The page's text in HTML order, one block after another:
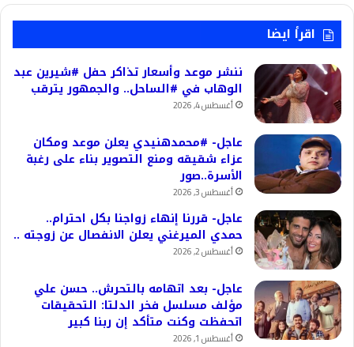
اقرأ ايضا
ننشر موعد وأسعار تذاكر حفل #شيرين عبد
الوهاب في #الساحل.. والجمهور يترقب
أغسطس 4, 2026
عاجل- #محمدهنيدي يعلن موعد ومكان
عزاء شقيقه ومنع التصوير بناء على رغبة
الأسرة..صور
أغسطس 3, 2026
عاجل- قررنا إنهاء زواجنا بكل احترام..
حمدي الميرغني يعلن الانفصال عن زوجته ..
أغسطس 2, 2026
عاجل- بعد اتهامه بالتحرش.. حسن علي
مؤلف مسلسل فخر الدلتا: التحقيقات
اتحفظت وكنت متأكد إن ربنا كبير
أغسطس 1, 2026